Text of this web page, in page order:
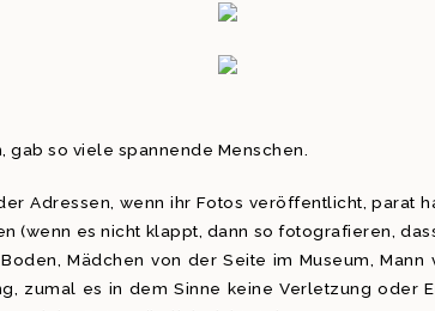
so viele spannende Menschen.
Adressen, wenn ihr Fotos veröffentlicht, parat
(wenn es nicht klappt, dann so fotografieren,
Mädchen von der Seite im Museum,
zumal es in dem Sinne keine Verletzung oder